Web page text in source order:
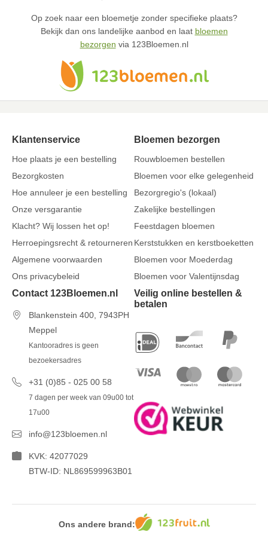
Op zoek naar een bloemetje zonder specifieke plaats?
Bekijk dan ons landelijke aanbod en laat bloemen
bezorgen via 123Bloemen.nl
Klantenservice
Hoe plaats je een bestelling
Bezorgkosten
Hoe annuleer je een bestelling
Onze versgarantie
Klacht? Wij lossen het op!
Herroepingsrecht & retourneren
Algemene voorwaarden
Ons privacybeleid
Bloemen bezorgen
Rouwbloemen bestellen
Bloemen voor elke gelegenheid
Bezorgregio's (lokaal)
Zakelijke bestellingen
Feestdagen bloemen
Kerststukken en kerstboeketten
Bloemen voor Moederdag
Bloemen voor Valentijnsdag
Contact 123Bloemen.nl
Blankenstein 400, 7943PH
Meppel
Kantooradres is geen
bezoekersadres
+31 (0)85 - 025 00 58
7 dagen per week van 09u00 tot
17u00
info@123bloemen.nl
KVK: 42077029
BTW-ID: NL869599963B01
Veilig online bestellen &
betalen
Ons andere brand: